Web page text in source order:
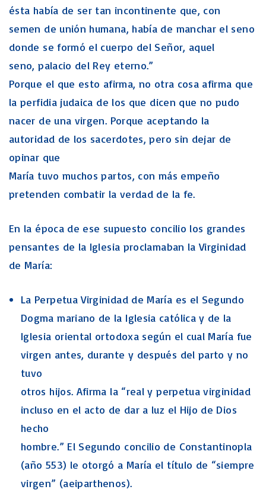
ésta había de ser tan incontinente que, con
semen de unión humana, había de manchar el seno
donde se formó el cuerpo del Señor, aquel
seno, palacio del Rey eterno.”
Porque el que esto afirma, no otra cosa afirma que
la perfidia judaica de los que dicen que no pudo
nacer de una virgen. Porque aceptando la
autoridad de los sacerdotes, pero sin dejar de
opinar que
María tuvo muchos partos, con más empeño
pretenden combatir la verdad de la fe.
En la época de ese supuesto concilio los grandes
pensantes de la Iglesia proclamaban la Virginidad
de María:
La Perpetua Virginidad de María es el Segundo
Dogma mariano de la Iglesia católica y de la
Iglesia oriental ortodoxa según el cual María fue
virgen antes, durante y después del parto y no
tuvo
otros hijos. Afirma la “real y perpetua virginidad
incluso en el acto de dar a luz el Hijo de Dios
hecho
hombre.” El Segundo concilio de Constantinopla
(año 553) le otorgó a María el título de “siempre
virgen” (aeiparthenos).